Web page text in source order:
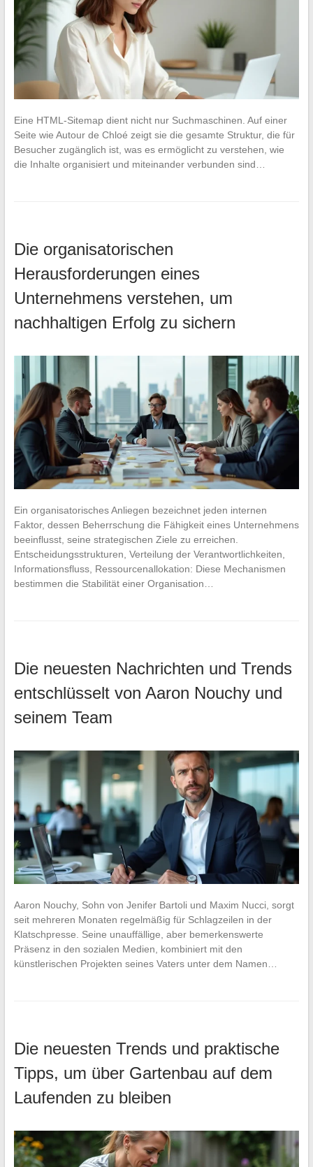
Eine HTML-Sitemap dient nicht nur Suchmaschinen. Auf einer
Seite wie Autour de Chloé zeigt sie die gesamte Struktur, die für
Besucher zugänglich ist, was es ermöglicht zu verstehen, wie
die Inhalte organisiert und miteinander verbunden sind…
Die organisatorischen
Herausforderungen eines
Unternehmens verstehen, um
nachhaltigen Erfolg zu sichern
Ein organisatorisches Anliegen bezeichnet jeden internen
Faktor, dessen Beherrschung die Fähigkeit eines Unternehmens
beeinflusst, seine strategischen Ziele zu erreichen.
Entscheidungsstrukturen, Verteilung der Verantwortlichkeiten,
Informationsfluss, Ressourcenallokation: Diese Mechanismen
bestimmen die Stabilität einer Organisation…
Die neuesten Nachrichten und Trends
entschlüsselt von Aaron Nouchy und
seinem Team
Aaron Nouchy, Sohn von Jenifer Bartoli und Maxim Nucci, sorgt
seit mehreren Monaten regelmäßig für Schlagzeilen in der
Klatschpresse. Seine unauffällige, aber bemerkenswerte
Präsenz in den sozialen Medien, kombiniert mit den
künstlerischen Projekten seines Vaters unter dem Namen…
Die neuesten Trends und praktische
Tipps, um über Gartenbau auf dem
Laufenden zu bleiben